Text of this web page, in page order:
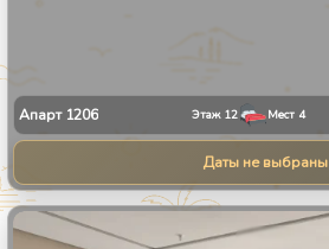
Апарт 1206 Этаж 12 Мест 4
Даты не выбраны
1/27